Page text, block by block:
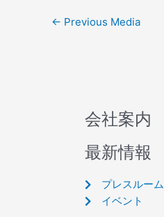
← Previous Media
会社案内
最新情報
プレスルーム
イベント